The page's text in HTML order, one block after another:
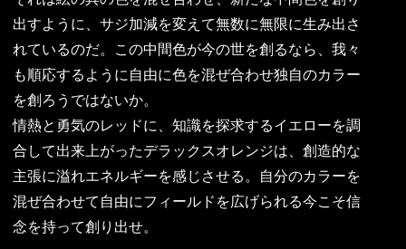
出すように、サジ加減を変えて無数に無限に生み出さ
れているのだ。この中間色が今の世を創るなら、我々
も順応するように自由に色を混ぜ合わせ独自のカラー
を創ろうではないか。
情熱と勇気のレッドに、知識を探求するイエローを調
合して出来上がったデラックスオレンジは、創造的な
主張に溢れエネルギーを感じさせる。自分のカラーを
混ぜ合わせて自由にフィールドを広げられる今こそ信
念を持って創り出せ。